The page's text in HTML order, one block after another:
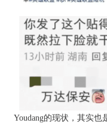
Youdang的现状，其实